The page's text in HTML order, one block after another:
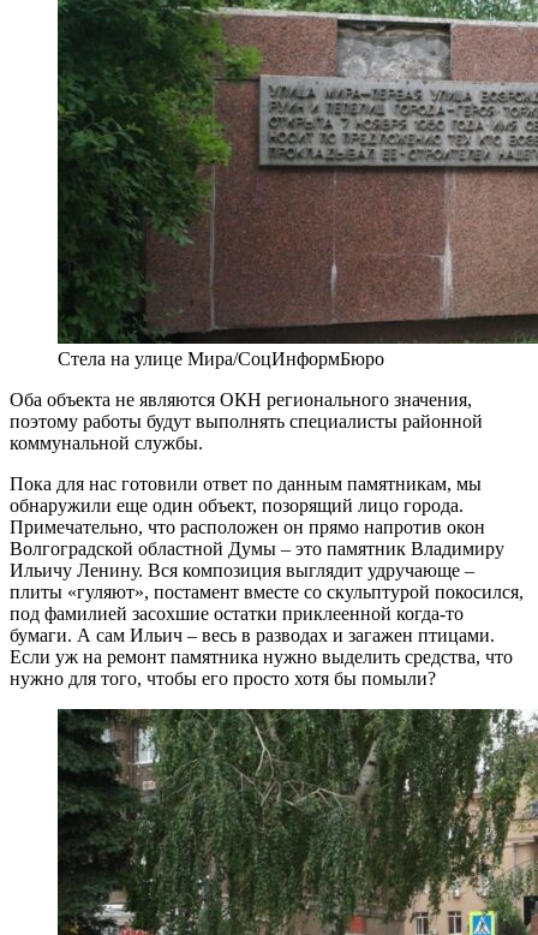
Стела на улице Мира/СоцИнформБюро
Оба объекта не являются ОКН регионального значения,
поэтому работы будут выполнять специалисты районной
коммунальной службы.
Пока для нас готовили ответ по данным памятникам, мы
обнаружили еще один объект, позорящий лицо города.
Примечательно, что расположен он прямо напротив окон
Волгоградской областной Думы – это памятник Владимиру
Ильичу Ленину. Вся композиция выглядит удручающе –
плиты «гуляют», постамент вместе со скульптурой покосился,
под фамилией засохшие остатки приклеенной когда-то
бумаги. А сам Ильич – весь в разводах и загажен птицами.
Если уж на ремонт памятника нужно выделить средства, что
нужно для того, чтобы его просто хотя бы помыли?